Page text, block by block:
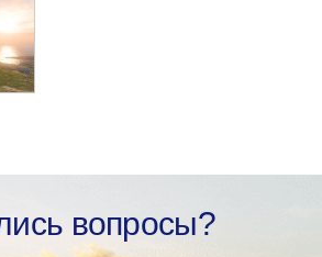
вопросы?